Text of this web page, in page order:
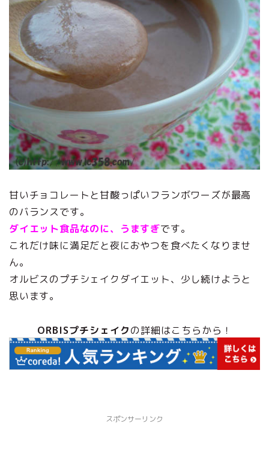
甘いチョコレートと甘酸っぱいフランボワーズが最高
のバランスです。
ダイエット食品なのに、うますぎです。
これだけ味に満足だと夜におやつを食べたくなりませ
ん。
オルビスのプチシェイクダイエット、少し続けようと
思います。
ORBISプチシェイクの詳細はこちらから！
スポンサーリンク